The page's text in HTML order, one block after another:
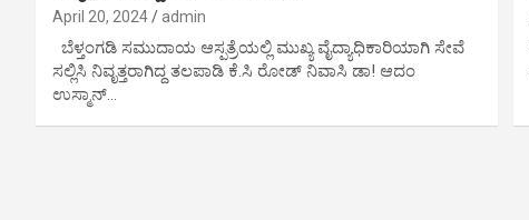
April 20, 2024 admin
ಬೆಳ್ತಂಗಡಿ ಸಮುದಾಯ ಆಸ್ಪತ್ರೆಯಲ್ಲಿ ಮುಖ್ಯ ವೈದ್ಯಾಧಿಕಾರಿಯಾಗಿ ಸೇವೆ
ಸಲ್ಲಿಸಿ ನಿವೃತ್ತರಾಗಿದ್ದ ತಲಪಾಡಿ ಕೆ.ಸಿ ರೋಡ್ ನಿವಾಸಿ ಡಾ! ಆದಂ
ಉಸ್ಮಾನ್…